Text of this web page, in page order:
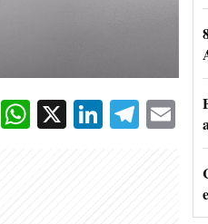
Facebook
WhatsApp
X LinkedIn